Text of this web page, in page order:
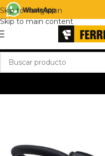
Skip to navigation
Skip to main content